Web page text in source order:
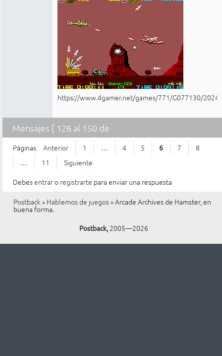
https://www.4gamer.net/games/771/G077130/
Mensajes [ 126 al 150 de
268 ]
Páginas Anterior 1 … 4 5 6 7
8
…
11
Siguiente
Debesentraro registrarte para enviar una respuesta
Postback » Hablemos de juegos»Arcade Archives de Hamster, en
buena forma.
Postback,2005—2026